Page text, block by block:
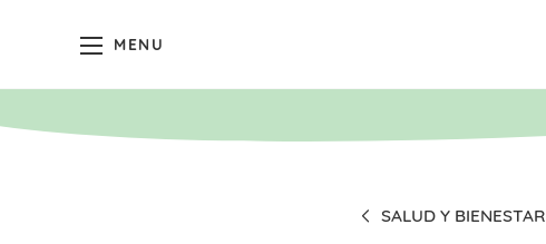
MENU
SALUD Y BIENESTAR